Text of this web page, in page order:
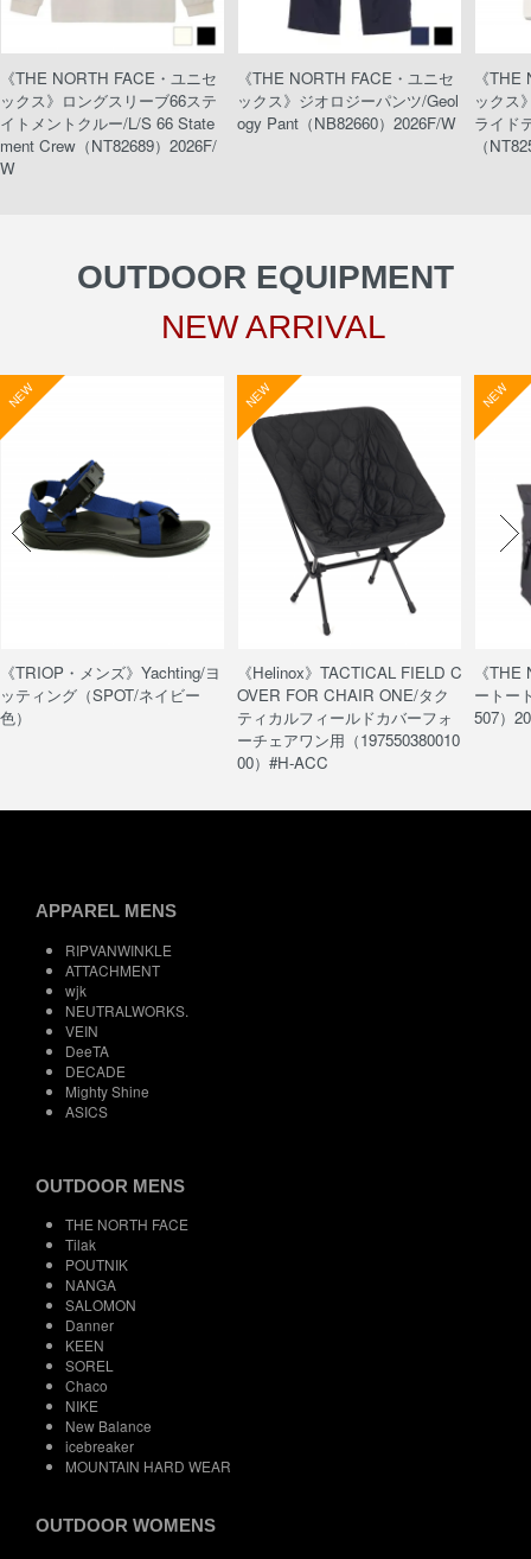
《THE NORTH FACE・ユニセ
ックス》ロングスリーブ66ステ
イトメントクルー/L/S 66 State
ment Crew（NT82689）2026F/
W
《THE NORTH FACE・ユニセ
ックス》ジオロジーパンツ/Geol
ogy Pant（NB82660）2026F/W
《
ックス
ライド
（
OUTDOOR EQUIPMENT
NEW ARRIVAL
NEW
《TRIOP・メンズ》Yachting/ヨ
ッティング（SPOT/ネイビー
色）
NEW
《Helinox》TACTICAL FIELD C
OVER FOR CHAIR ONE/タク
ティカルフィールドカバーフォ
ーチェアワン用（197550380010
00）#H-ACC
NEW
《
ートー
507）
APPAREL MENS
RIPVANWINKLE
ATTACHMENT
wjk
NEUTRALWORKS.
VEIN
DeeTA
DECADE
Mighty Shine
ASICS
OUTDOOR MENS
THE NORTH FACE
Tilak
POUTNIK
NANGA
SALOMON
Danner
KEEN
SOREL
Chaco
NIKE
New Balance
icebreaker
MOUNTAIN HARD WEAR
OUTDOOR WOMENS